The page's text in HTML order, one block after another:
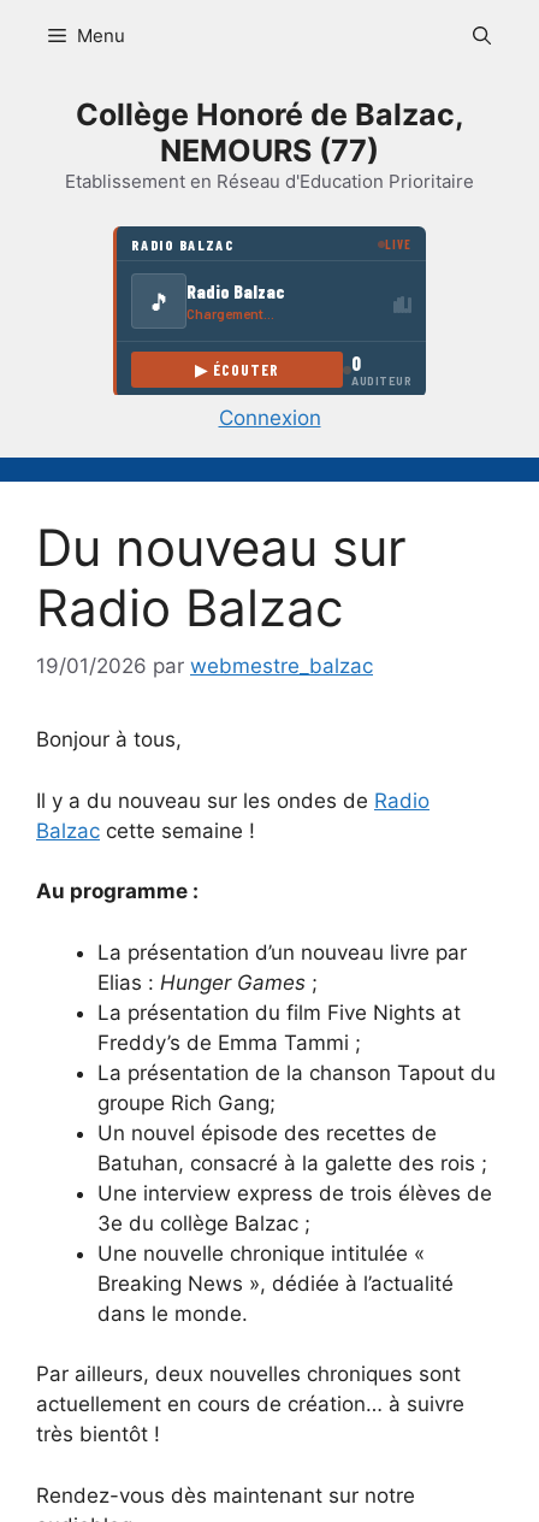
Menu
Collège Honoré de Balzac,
NEMOURS (77)
Etablissement en Réseau d'Education Prioritaire
Connexion
Du nouveau sur
Radio Balzac
19/01/2026 par webmestre_balzac
Bonjour à tous,
Il y a du nouveau sur les ondes de Radio
Balzac cette semaine !
Au programme :
La présentation d’un nouveau livre par
Elias : Hunger Games ;
La présentation du film Five Nights at
Freddy’s de Emma Tammi ;
La présentation de la chanson Tapout du
groupe Rich Gang;
Un nouvel épisode des recettes de
Batuhan, consacré à la galette des rois ;
Une interview express de trois élèves de
3e du collège Balzac ;
Une nouvelle chronique intitulée «
Breaking News », dédiée à l’actualité
dans le monde.
Par ailleurs, deux nouvelles chroniques sont
actuellement en cours de création… à suivre
très bientôt !
Rendez-vous dès maintenant sur notre